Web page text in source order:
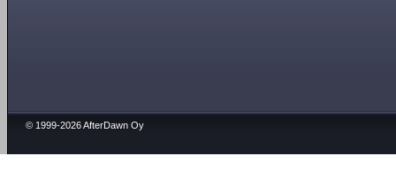
© 1999-2026 AfterDawn Oy